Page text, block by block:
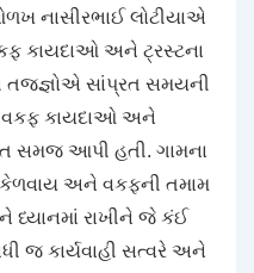
નાસીરભાઈ લોટીયાએ
કાયદાઓ અને ટ્રસ્ટના
તજજ્ઞોએ સાંપ્રત સમયની
વકફ કાયદાઓ અને
સમજ આપી હતી. ગામના
કેળવાય અને વકફની તમામ
ધ્યાનમાં રાખીને જે કંઈ
જ કાર્યવાહી સત્વરે અને